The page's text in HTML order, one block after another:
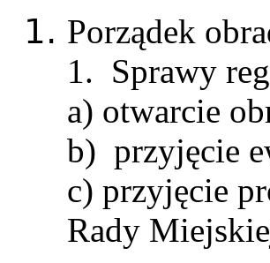
Porządek
1. Sprawy
a) otwarcie
b) przyjęcie
c) przyjęcie
Rady